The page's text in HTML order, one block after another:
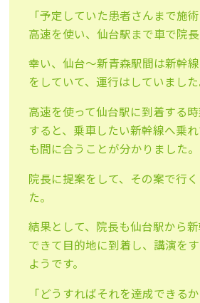
「予定していた患者さんまで施
高速を使い、仙台駅まで車で院長
幸い、仙台〜新青森駅間は新幹
をしていて、運行はしていました
高速を使って仙台駅に到着する時
すると、乗車したい新幹線へ乗
も間に合うことが分かりました。
院長に提案をして、その案で行
た。
結果として、院長も仙台駅から
できて目的地に到着し、講演を
ようです。
「どうすればそれを達成できるか